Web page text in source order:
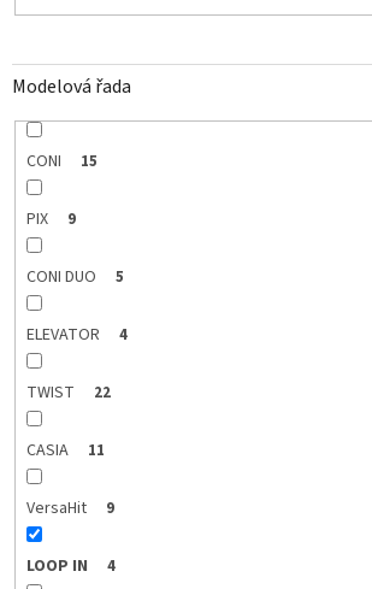
Modelová řada
CONI 15
PIX 9
CONI DUO 5
ELEVATOR 4
TWIST 22
CASIA 11
VersaHit 9
LOOP IN 4